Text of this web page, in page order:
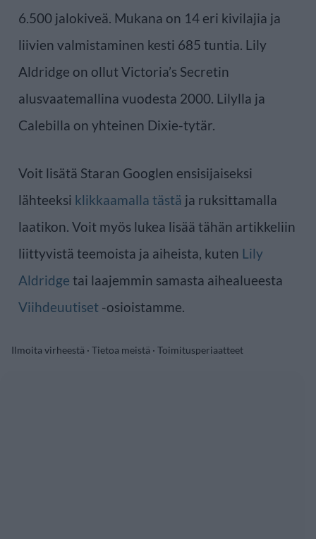
6.500 jalokiveä. Mukana on 14 eri kivilajia ja
liivien valmistaminen kesti 685 tuntia. Lily
Aldridge on ollut Victoria’s Secretin
alusvaatemallina vuodesta 2000. Lilylla ja
Calebilla on yhteinen Dixie-tytär.
Voit lisätä Staran Googlen ensisijaiseksi
lähteeksi klikkaamalla tästä ja ruksittamalla
laatikon. Voit myös lukea lisää tähän artikkeliin
liittyvistä teemoista ja aiheista, kuten Lily
Aldridge tai laajemmin samasta aihealueesta
Viihdeuutiset -osioistamme.
Ilmoita virheestä · Tietoa meistä · Toimitusperiaatteet